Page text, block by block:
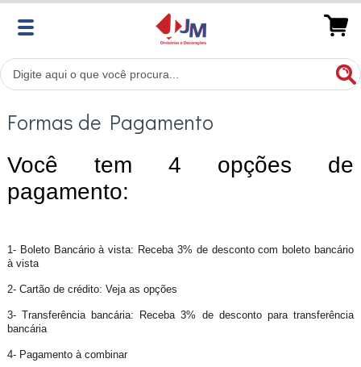
Formas de Pagamento
Você tem 4 opções de
pagamento:
1- Boleto Bancário à vista: Receba 3% de desconto com boleto bancário
à vista
2- Cartão de crédito: Veja as opções
3- Transferência bancária: Receba 3% de desconto para transferência
bancária
4- Pagamento à combinar